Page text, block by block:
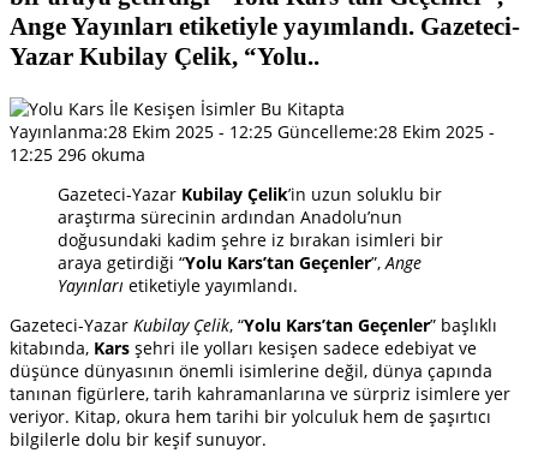
Ange Yayınları etiketiyle yayımlandı. Gazeteci-
Yazar Kubilay Çelik, “Yolu..
Yayınlanma:28 Ekim 2025 - 12:25 Güncelleme:28 Ekim 2025 -
12:25 296 okuma
Gazeteci-Yazar Kubilay Çelik’in uzun soluklu bir
araştırma sürecinin ardından Anadolu’nun
doğusundaki kadim şehre iz bırakan isimleri bir
araya getirdiği “Yolu Kars’tan Geçenler”, Ange
Yayınları etiketiyle yayımlandı.
Gazeteci-Yazar Kubilay Çelik, “Yolu Kars’tan Geçenler” başlıklı
kitabında, Kars şehri ile yolları kesişen sadece edebiyat ve
düşünce dünyasının önemli isimlerine değil, dünya çapında
tanınan figürlere, tarih kahramanlarına ve sürpriz isimlere yer
veriyor. Kitap, okura hem tarihi bir yolculuk hem de şaşırtıcı
bilgilerle dolu bir keşif sunuyor.